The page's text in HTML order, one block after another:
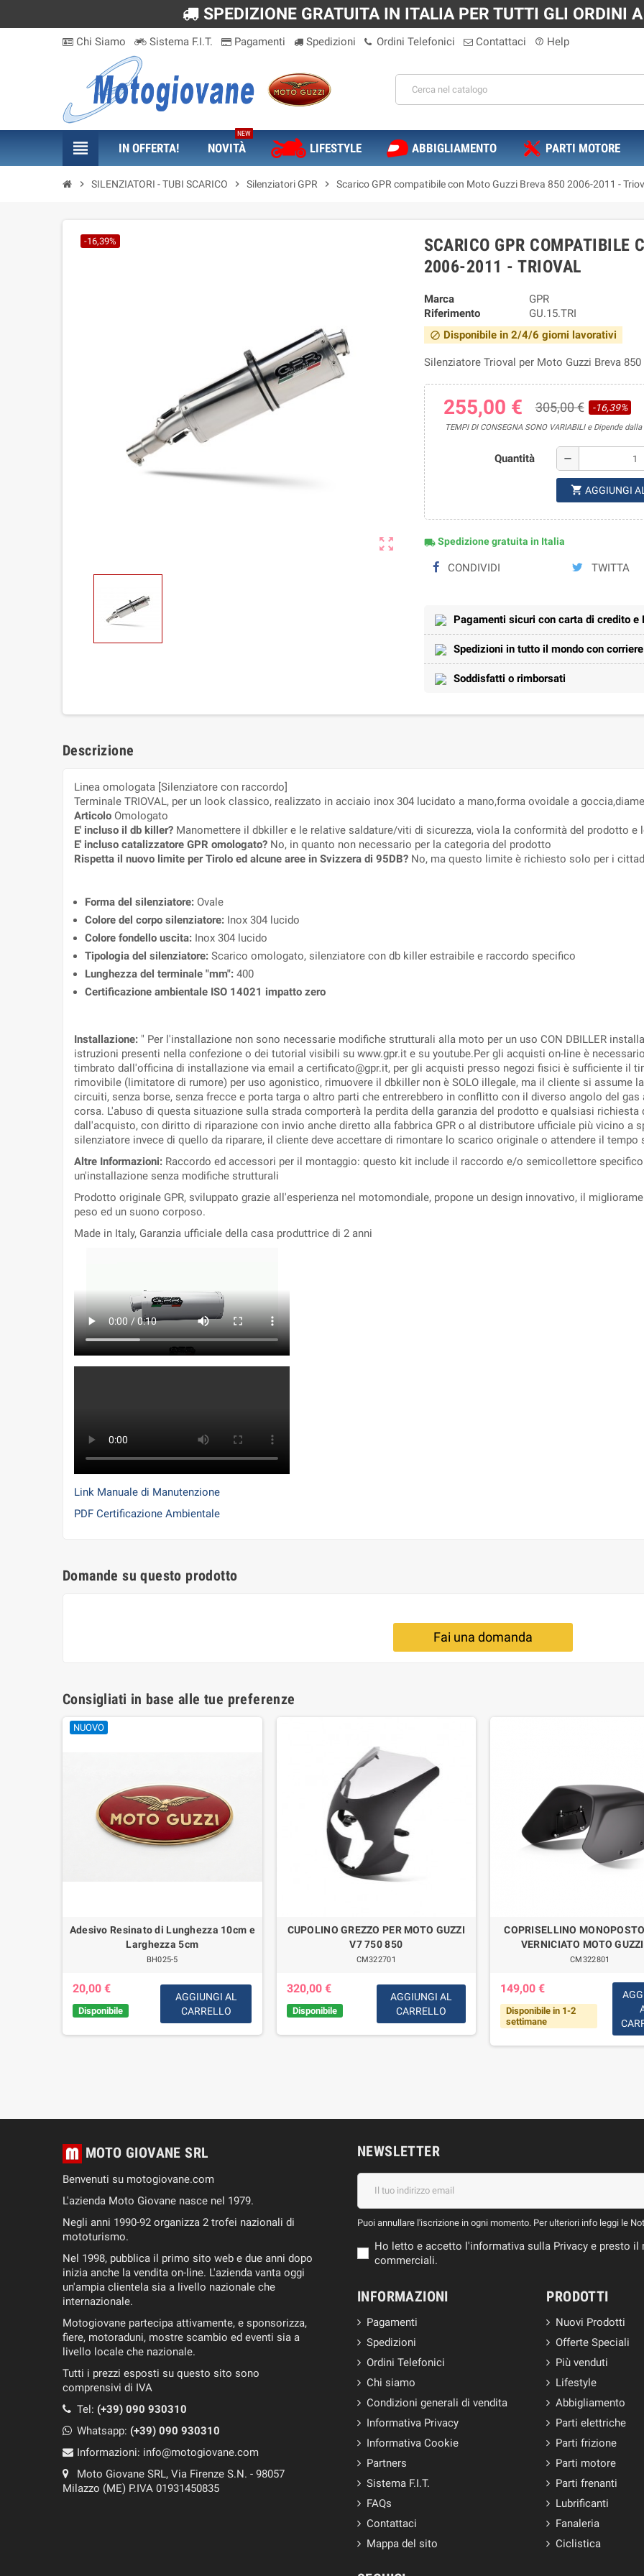
SPEDIZIONE GRATUITA IN ITALIA PER TUTTI GLI ORDINI
Chi Siamo Sistema F.I.T. Pagamenti Spedizioni Ordini Telefonici Contattaci help_outline Help
view_headline IN OFFERTA! NOVITÀ
NEW
LIFESTYLE ABBIGLIAMENTO PARTI MOTORE
chevron_right SILENZIATORI - TUBI SCARICO chevron_right Silenziatori GPR chevron_right Scarico GPR compatibile con Moto Guzzi Breva 850 2006-2011 -
zoom_out_map
-16,39%
SCARICO GPR COMPATIBILE
2006-2011 - TRIOVAL
Marca
GPR
Riferimento
GU.15.TRI
block Disponibile in 2/4/6 giorni lavorativi
Silenziatore Trioval per Moto Guzzi Breva 850
255,00 € 305,00 € -16,39%
TEMPI DI CONSEGNA SONO VARIABILI e Dipende
Quantità remove
shopping_cart AGGIUNGI
local_shippingSpedizione gratuita in Italia
CONDIVIDI TWITTA
Pagamenti sicuri con carta di credito e
Spedizioni in tutto il mondo con
Soddisfatti o rimborsati
Descrizione
Linea omologata [Silenziatore con raccordo]
Terminale TRIOVAL, per un look classico, realizzato in acciaio inox 304 lucidato a mano,forma ovoidale a
Articolo Omologato
E' incluso il db killer? Manomettere il dbkiller e le relative saldature/viti di sicurezza, viola la conformità del prodotto e
E' incluso catalizzatore GPR omologato? No, in quanto non necessario per la categoria del prodotto
Rispetta il nuovo limite per Tirolo ed alcune aree in Svizzera di 95DB? No, ma questo limite è richiesto solo per i
Forma del silenziatore: Ovale
Colore del corpo silenziatore: Inox 304 lucido
Colore fondello uscita: Inox 304 lucido
Tipologia del silenziatore: Scarico omologato, silenziatore con db killer estraibile e raccordo specifico
Lunghezza del terminale "mm": 400
Certificazione ambientale ISO 14021 impatto zero
Installazione: " Per l'installazione non sono necessarie modifiche strutturali alla moto per un uso CON DBILLER
istruzioni presenti nella confezione o dei tutorial visibili su www.gpr.it e su youtube.Per gli acquisti on-line è
timbrato dall'officina di installazione via email a certificato@gpr.it, per gli acquisti presso negozi fisici è sufficiente il
rimovibile (limitatore di rumore) per uso agonistico, rimuovere il dbkiller non è SOLO illegale, ma il cliente si assume
circuiti, senza borse, senza frecce e porta targa o altro parti che entrerebbero in conflitto con il diverso angolo del
corsa. L'abuso di questa situazione sulla strada comporterà la perdita della garanzia del prodotto e qualsiasi richiesta
dall'acquisto, con diritto di riparazione con invio anche diretto alla fabbrica GPR o al distributore ufficiale più vicino a
silenziatore invece di quello da riparare, il cliente deve accettare di rimontare lo scarico originale o attendere il tempo
Altre Informazioni: Raccordo ed accessori per il montaggio: questo kit include il raccordo e/o semicollettore
un'installazione senza modifiche strutturali
Prodotto originale GPR, sviluppato grazie all'esperienza nel motomondiale, propone un design innovativo, il
peso ed un suono corposo.
Made in Italy, Garanzia ufficiale della casa produttrice di 2 anni
Link Manuale di Manutenzione
PDF Certificazione Ambientale
Domande su questo prodotto
Fai una domanda
Consigliati in base alle tue preferenze
NUOVO
Adesivo Resinato di Lunghezza 10cm e
Larghezza 5cm
BH025-5
20,00 €
Disponibile
AGGIUNGI AL
CARRELLO
CUPOLINO GREZZO PER MOTO GUZZI
V7 750 850
CM322701
320,00 €
Disponibile
AGGIUNGI AL
CARRELLO
COPRISELLINO
VERNICIATO MOTO
CM322801
149,00 €
Disponibile in 1-2
settimane
MOTO GIOVANE SRL
Benvenuti su motogiovane.com
L'azienda Moto Giovane nasce nel 1979.
Negli anni 1990-92 organizza 2 trofei nazionali di
mototurismo.
Nel 1998, pubblica il primo sito web e due anni dopo
inizia anche la vendita on-line. L'azienda vanta oggi
un'ampia clientela sia a livello nazionale che
internazionale.
Motogiovane partecipa attivamente, e sponsorizza,
fiere, motoraduni, mostre scambio ed eventi sia a
livello locale che nazionale.
Tutti i prezzi esposti su questo sito sono
comprensivi di IVA
Tel: (+39) 090 930310
Whatsapp: (+39) 090 930310
Informazioni: info@motogiovane.com
Moto Giovane SRL, Via Firenze S.N. - 98057
Milazzo (ME) P.IVA 01931450835
NEWSLETTER
Puoi annullare l'iscrizione in ogni momento. Per ulteriori info leggi le
Ho letto e accetto l'informativa sulla Privacy e presto
commerciali.
INFORMAZIONI
Pagamenti
Spedizioni
Ordini Telefonici
Chi siamo
Condizioni generali di vendita
Informativa Privacy
Informativa Cookie
Partners
Sistema F.I.T.
FAQs
Contattaci
Mappa del sito
PRODOTTI
Nuovi Prodotti
Offerte Speciali
Più venduti
Lifestyle
Abbigliamento
Parti elettriche
Parti frizione
Parti motore
Parti frenanti
Lubrificanti
Fanaleria
Ciclistica